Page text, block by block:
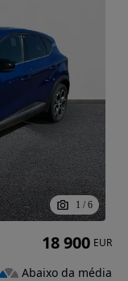
1 / 6
18 900 EUR
Abaixo da média